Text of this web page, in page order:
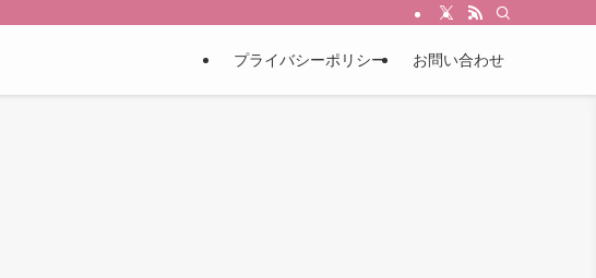
プライバシーポリシー お問い合わせ